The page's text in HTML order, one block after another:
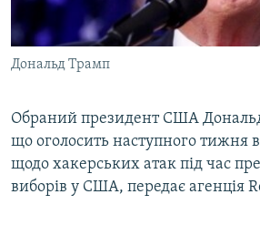
УКРАЇНСЬКА ПРОБЛЕМА КРИМУ
ІНФОГРАФІКА
ДОЛУЧАЙСЯ!
Усі сайти RFE/RL
Дональд Трамп
Обраний президент США
що оголосить наступного тижня
щодо хакерських атак під час
виборів у США, передає агенція